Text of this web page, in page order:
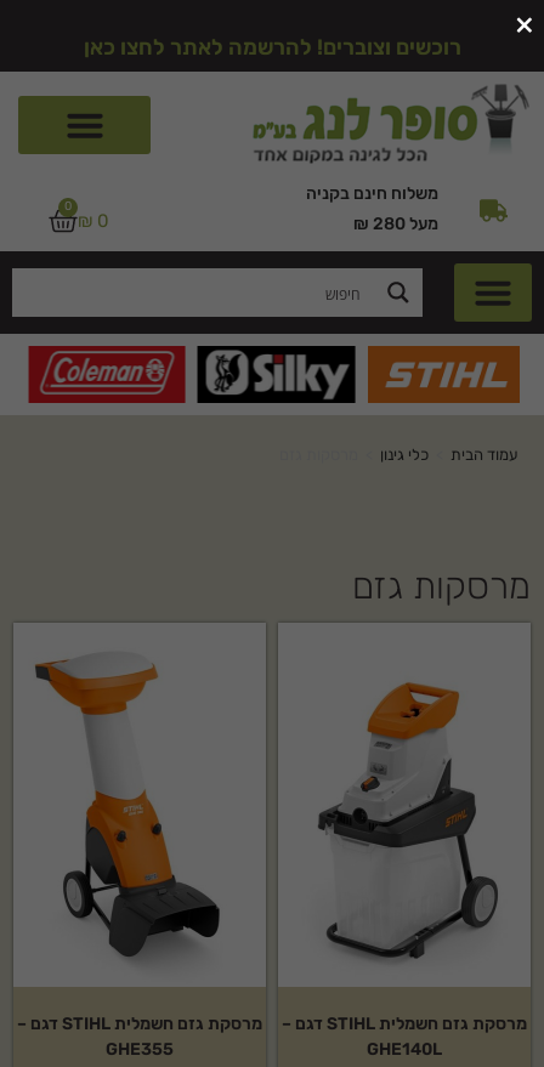
רוכשים וצוברים! להרשמה לאתר לחצו כאן
משלוח חינם בקניה
מעל 280 ₪
₪ 0
0
עמוד הבית כלי גינון
מרסקות גזם
מרסקת גזם חשמלית STIHL דגם –
GHE140L
מרסקת גזם חשמלית STIHL דגם –
GHE355
×